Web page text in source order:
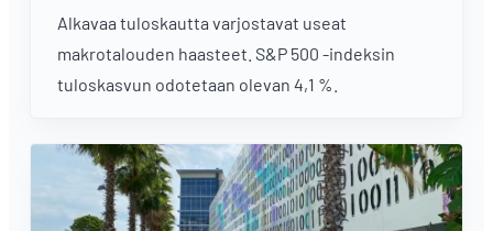
Alkavaa tuloskautta varjostavat useat
makrotalouden haasteet. S&P 500 -indeksin
tuloskasvun odotetaan olevan 4,1 %.